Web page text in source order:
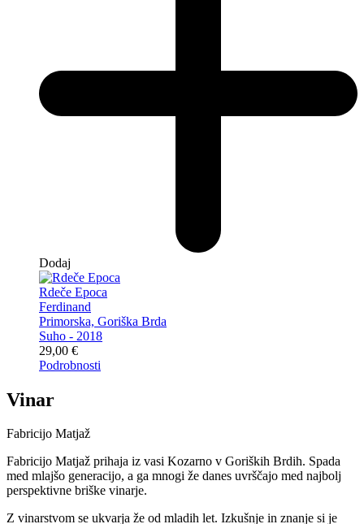
Dodaj
Rdeče Epoca
Ferdinand
Primorska, Goriška Brda
Suho - 2018
29,00 €
Podrobnosti
Vinar
Fabricijo Matjaž
Fabricijo Matjaž prihaja iz vasi Kozarno v Goriških Brdih. Spada
med mlajšo generacijo, a ga mnogi že danes uvrščajo med najbolj
perspektivne briške vinarje.
Z vinarstvom se ukvarja že od mladih let. Izkušnje in znanje si je